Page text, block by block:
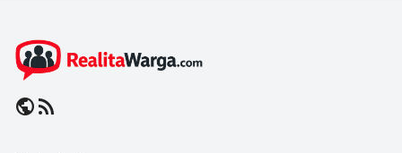
publicrss_feed